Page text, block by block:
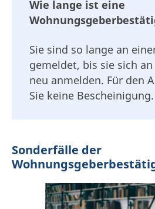
Wie lange ist eine
Sie sind so lange an
gemeldet, bis sie sich
neu anmelden. Für den
Sie keine Bescheinigung.
Sonderfälle der